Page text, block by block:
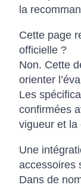
la
Cette page
officielle ?
Non. Cette
orienter
Les
confirmées
vigueur et la
Une
accessoires
Dans de